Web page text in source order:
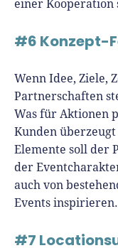
einer Kooperation
#6 Konzept-
Wenn Idee, Ziele,
Partnerschaften
Was für Aktionen
Kunden
Elemente soll der
der
auch von
Events inspirieren.
#7